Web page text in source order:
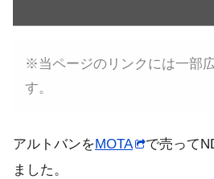
※当ページのリンクには一部
す。
アルトバンをMOTA
で売って
ました。